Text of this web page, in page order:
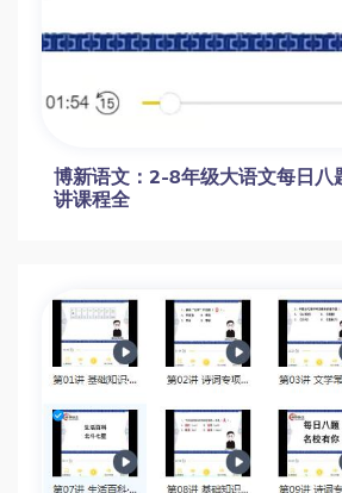
博新语文：2-8年级大语文每日八
讲课程全